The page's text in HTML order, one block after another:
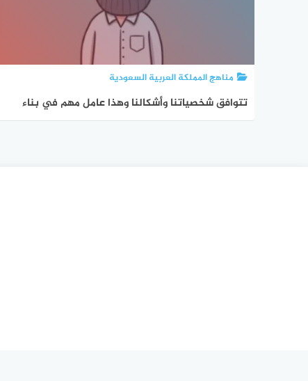
مناهج المملكة العربية السعودية
تتوافق شخصياتنا وأشكالنا وهذا عامل مهم في بناء